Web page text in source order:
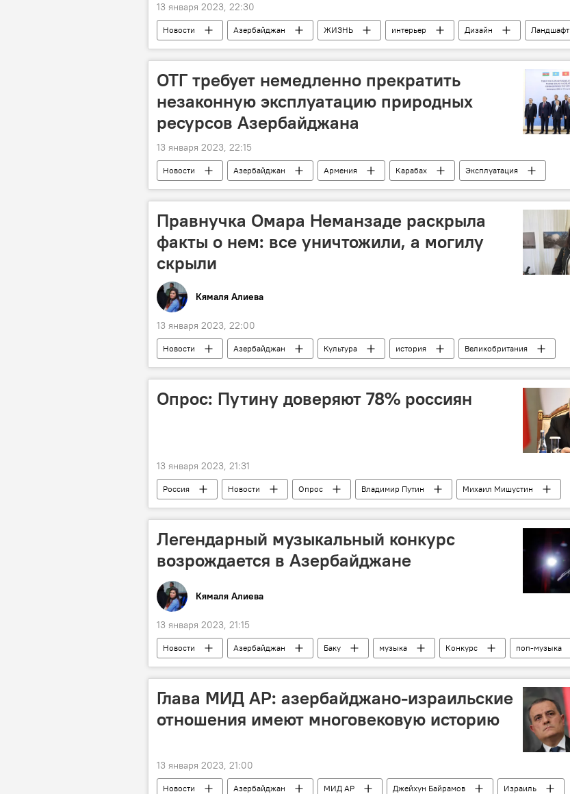
13 января 2023, 22:30
Новости Азербайджан ЖИЗНЬ интерьер Дизайн
Ландшафт
Тренинг
ОТГ требует немедленно прекратить
незаконную эксплуатацию природных
ресурсов Азербайджана
13 января 2023, 22:15
Новости Азербайджан Армения Карабах
Эксплуатация
Месторождения
Организация тюркских государств заявление
Правнучка Омара Неманзаде раскрыла
факты о нем: все уничтожили, а могилу
скрыли
Кямаля Алиева
13 января 2023, 22:00
Новости Азербайджан Культура история
Великобритания
Джалил Мамедкулизаде
Грузия Журналистика
Опрос: Путину доверяют 78% россиян
13 января 2023, 21:31
Россия Новости Опрос Владимир Путин Михаил Мишустин
Легендарный музыкальный конкурс
возрождается в Азербайджане
Кямаля Алиева
13 января 2023, 21:15
Новости Азербайджан Баку музыка Конкурс поп-музыка
Глава МИД АР: азербайджано-израильские
отношения имеют многовековую историю
13 января 2023, 21:00
Новости Азербайджан МИД АР Джейхун Байрамов
Израиль